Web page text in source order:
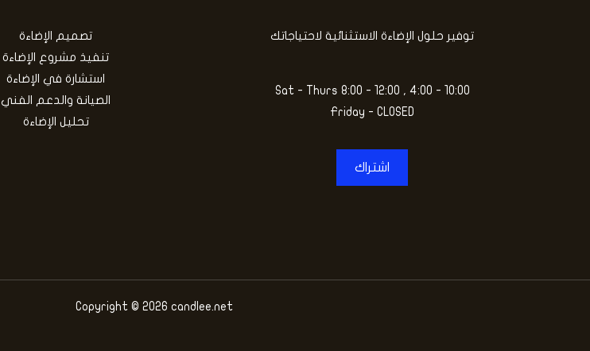
توفير حلول الإضاءة الاستثنائية لاحتياجاتك
Sat - Thurs 8:00 - 12:00 , 4:00 - 10:00
Friday - CLOSED
اشتراك
تصميم الإضاءة
تنفيذ مشروع الإضاءة
استشارة في الإضاءة
الصيانة والدعم الفني
تحليل الإضاءة
Copyright © 2026 candlee.net